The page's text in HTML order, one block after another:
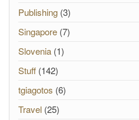
Publishing (3)
Singapore (7)
Slovenia (1)
Stuff (142)
tgiagotos (6)
Travel (25)